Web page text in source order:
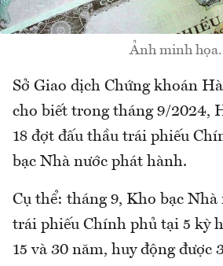
Ảnh minh họa.
Sở Giao dịch Chứng khoán
cho biết trong tháng 9/2024,
18 đợt đấu thầu trái phiếu
bạc Nhà nước phát hành.
Cụ thể: tháng 9, Kho bạc Nhà
trái phiếu Chính phủ tại 5 kỳ
15 và 30 năm, huy động được